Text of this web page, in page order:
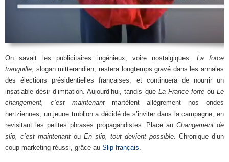
On savait les publicitaires ingénieux, voire nostalgiques. La force
tranquille, slogan mitterandien, restera longtemps gravé dans les annales
des élections présidentielles françaises, et continuera de nourrir un
insatiable désir d’imitation. Aujourd’hui, tandis que La France forteouLe
changement, c’est maintenant martèlent allègrement nos ondes
hertziennes, un jeune trublion a décidé de s’inviter dans la campagne, en
revisitant les petites phrases propagandistes. Place auChangement de
slip, c’est maintenant ou En slip, tout devient possible. Chronique d’un
coup marketing réussi, grâce au Slip français.